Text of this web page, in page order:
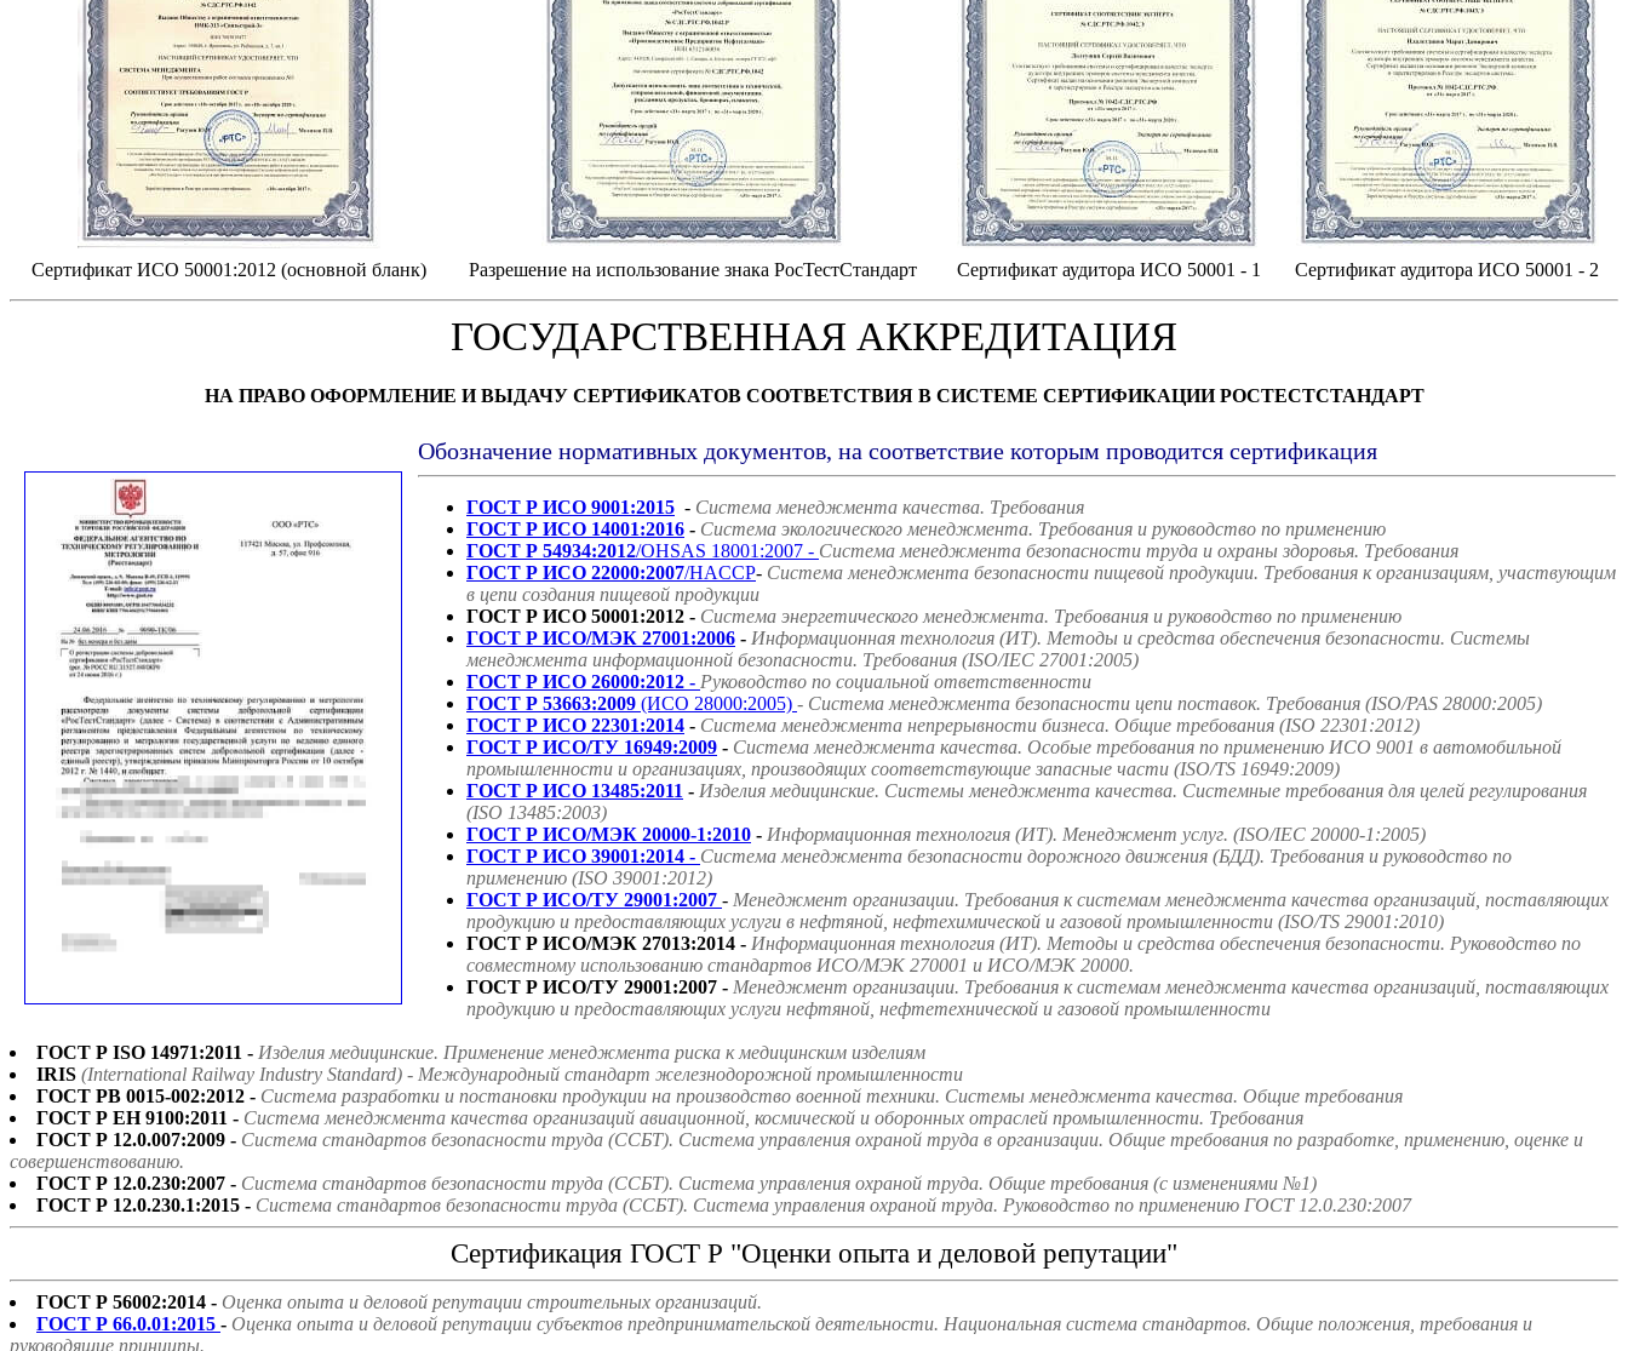
Сертификат ИСО 50001:2012 (основной бланк) Разрешение на использование знака РосТестСтандарт Сертификат аудитора ИСО 50001 - 1 Сертификат аудитора ИСО 50001 - 2
ГОСУДАРСТВЕННАЯ АККРЕДИТАЦИЯ
НА ПРАВО ОФОРМЛЕНИЕ И ВЫДАЧУ СЕРТИФИКАТОВ СООТВЕТСТВИЯ В СИСТЕМЕ СЕРТИФИКАЦИИ РОСТЕСТСТАНДАРТ
Обозначение нормативных документов, на соответствие которым проводится сертификация
ГОСТ Р ИСО 9001:2015 - Система менеджмента качества. Требования
ГОСТ Р ИСО 14001:2016 - Система экологического менеджмента. Требования и руководство по применению
ГОСТ Р 54934:2012/OHSAS 18001:2007 - Система менеджмента безопасности труда и охраны здоровья. Требования
ГОСТ Р ИСО 22000:2007/HACCP- Система менеджмента безопасности пищевой продукции. Требования к организациям, участвующим
в цепи создания пищевой продукции
ГОСТ Р ИСО 50001:2012 - Система энергетического менеджмента. Требования и руководство по применению
ГОСТ Р ИСО/МЭК 27001:2006 - Информационная технология (ИТ). Методы и средства обеспечения безопасности. Системы
менеджмента информационной безопасности. Требования (ISO/IEC 27001:2005)
ГОСТ Р ИСО 26000:2012 - Руководство по социальной ответственности
ГОСТ Р 53663:2009 (ИСО 28000:2005) - Система менеджмента безопасности цепи поставок. Требования (ISO/PAS 28000:2005)
ГОСТ Р ИСО 22301:2014 - Система менеджмента непрерывности бизнеса. Общие требования (ISO 22301:2012)
ГОСТ Р ИСО/ТУ 16949:2009 - Система менеджмента качества. Особые требования по применению ИСО 9001 в автомобильной
промышленности и организациях, производящих соответствующие запасные части (ISO/TS 16949:2009)
ГОСТ Р ИСО 13485:2011 - Изделия медицинские. Системы менеджмента качества. Системные требования для целей регулирования
(ISO 13485:2003)
ГОСТ Р ИСО/МЭК 20000-1:2010 - Информационная технология (ИТ). Менеджмент услуг. (ISO/IEC 20000-1:2005)
ГОСТ Р ИСО 39001:2014 - Система менеджмента безопасности дорожного движения (БДД). Требования и руководство по
применению (ISO 39001:2012)
ГОСТ Р ИСО/ТУ 29001:2007 - Менеджмент организации. Требования к системам менеджмента качества организаций, поставляющих
продукцию и предоставляющих услуги в нефтяной, нефтехимической и газовой промышленности (ISO/TS 29001:2010)
ГОСТ Р ИСО/МЭК 27013:2014 - Информационная технология (ИТ). Методы и средства обеспечения безопасности. Руководство по
совместному использованию стандартов ИСО/МЭК 270001 и ИСО/МЭК 20000.
ГОСТ Р ИСО/ТУ 29001:2007 - Менеджмент организации. Требования к системам менеджмента качества организаций, поставляющих
продукцию и предоставляющих услуги нефтяной, нефтетехнической и газовой промышленности
ГОСТ Р ISO 14971:2011 - Изделия медицинские. Применение менеджмента риска к медицинским изделиям
IRIS (International Railway Industry Standard) - Международный стандарт железнодорожной промышленности
ГОСТ РВ 0015-002:2012 - Система разработки и постановки продукции на производство военной техники. Системы менеджмента качества. Общие требования
ГОСТ Р ЕН 9100:2011 - Система менеджмента качества организаций авиационной, космической и оборонных отраслей промышленности. Требования
ГОСТ Р 12.0.007:2009 - Система стандартов безопасности труда (ССБТ). Система управления охраной труда в организации. Общие требования по разработке, применению, оценке и
совершенствованию.
ГОСТ Р 12.0.230:2007 - Система стандартов безопасности труда (ССБТ). Система управления охраной труда. Общие требования (с изменениями №1)
ГОСТ Р 12.0.230.1:2015 - Система стандартов безопасности труда (ССБТ). Система управления охраной труда. Руководство по применению ГОСТ 12.0.230:2007
Сертификация ГОСТ Р "Оценки опыта и деловой репутации"
ГОСТ Р 56002:2014 - Оценка опыта и деловой репутации строительных организаций.
ГОСТ Р 66.0.01:2015 - Оценка опыта и деловой репутации субъектов предпринимательской деятельности. Национальная система стандартов. Общие положения, требования и
руководящие принципы.